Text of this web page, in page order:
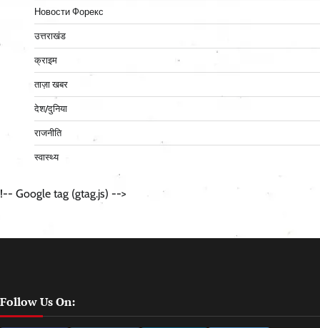
Новости Форекс
उत्तराखंड
क्राइम
ताज़ा खबर
देश/दुनिया
राजनीति
स्वास्थ्य
!-- Google tag (gtag.js) -->
Follow Us On: